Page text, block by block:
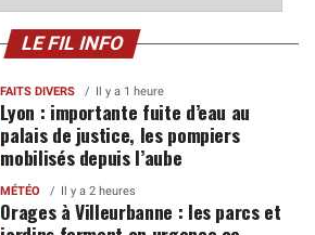
LE FIL INFO
FAITS DIVERS Il y a 1 heure
Lyon : importante fuite d’eau au
palais de justice, les pompiers
mobilisés depuis l’aube
MÉTÉO Il y a 2 heures
Orages à Villeurbanne : les parcs et